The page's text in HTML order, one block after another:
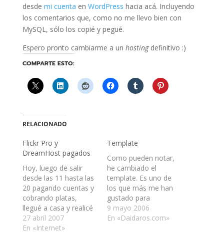
desde mi cuenta en WordPress hacia acá. Incluyendo
los comentarios que, como no me llevo bien con
MySQL, sólo los copié y pegué.
Espero pronto cambiarme a un hostingdefinitivo :)
COMPARTE ESTO:
RELACIONADO
Flickr Pro y
DreamHost pagados
Hoy, luego de salir
desde las 11 hasta las
20 pagando cuentas y
cobrando platas,
llegué a casa y realicé
una de mis metas:
tener un Flickr Pro.
27 abril 2007
En «Internet»
Template
Como pueden notar,
he cambiado el
template. Es uno de
los que más me han
gustado para
Wordpress. Está por
defecto y no lo voy a
9 mayo 2006
En «Daidaros.com»